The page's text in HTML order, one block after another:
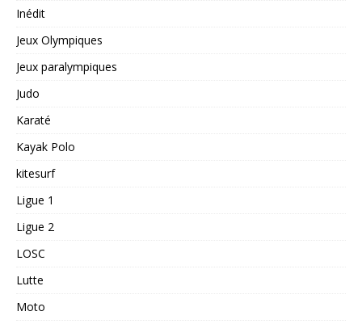
Inédit
Jeux Olympiques
Jeux paralympiques
Judo
Karaté
Kayak Polo
kitesurf
Ligue 1
Ligue 2
LOSC
Lutte
Moto